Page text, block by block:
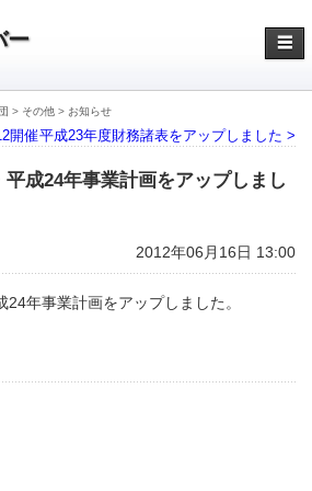
ー
> その他 > お知らせ
平成23年度財務諸表をアップしました >
開催
成24年事業計画をアップしまし
2012年06月16日 13:00
年事業計画をアップしました。
☰